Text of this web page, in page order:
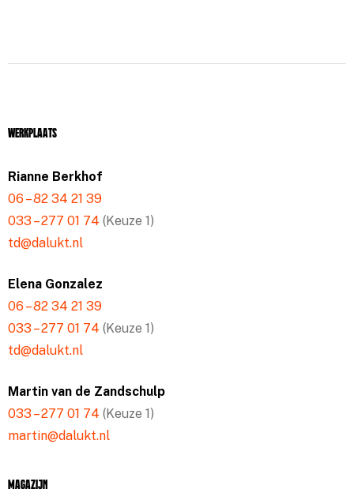
Werkplaats
Rianne Berkhof
06 – 82 34 21 39
033 – 277 01 74 (Keuze 1)
td@dalukt.nl
Elena Gonzalez
06 – 82 34 21 39
033 – 277 01 74 (Keuze 1)
td@dalukt.nl
Martin van de Zandschulp
033 – 277 01 74 (Keuze 1)
martin@dalukt.nl
Magazijn